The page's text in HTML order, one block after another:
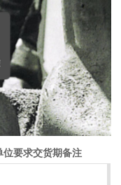
位要求交货期备注